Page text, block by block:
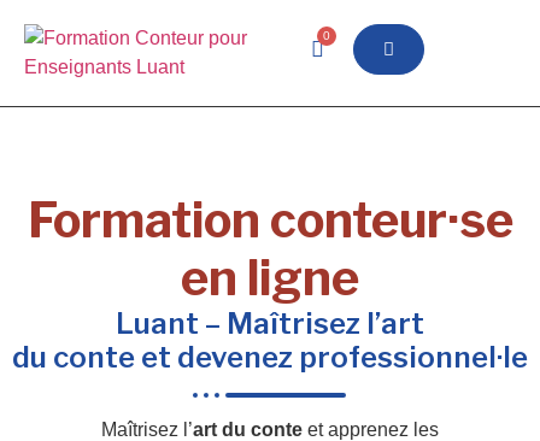
0
Formation conteur·se
en ligne
Luant – Maîtrisez l’art
du conte et devenez professionnel·le
Maîtrisez l’art du conteet apprenez les